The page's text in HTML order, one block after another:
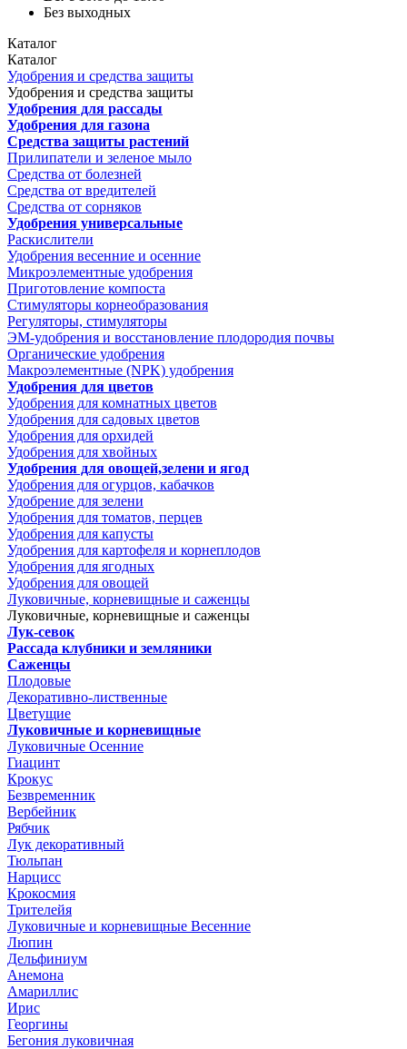
Без выходных
Каталог
Каталог
Удобрения и средства защиты
Удобрения и средства защиты
Удобрения для рассады
Удобрения для газона
Средства защиты растений
Прилипатели и зеленое мыло
Средства от болезней
Средства от вредителей
Средства от сорняков
Удобрения универсальные
Раскислители
Удобрения весенние и осенние
Микроэлементные удобрения
Приготовление компоста
Стимуляторы корнеобразования
Регуляторы, стимуляторы
ЭМ-удобрения и восстановление плодородия почвы
Органические удобрения
Макроэлементные (NPK) удобрения
Удобрения для цветов
Удобрения для комнатных цветов
Удобрения для садовых цветов
Удобрения для орхидей
Удобрения для хвойных
Удобрения для овощей,зелени и ягод
Удобрения для огурцов, кабачков
Удобрение для зелени
Удобрения для томатов, перцев
Удобрения для капусты
Удобрения для картофеля и корнеплодов
Удобрения для ягодных
Удобрения для овощей
Луковичные, корневищные и саженцы
Луковичные, корневищные и саженцы
Лук-севок
Рассада клубники и земляники
Саженцы
Плодовые
Декоративно-лиственные
Цветущие
Луковичные и корневищные
Луковичные Осенние
Гиацинт
Крокус
Безвременник
Вербейник
Рябчик
Лук декоративный
Тюльпан
Нарцисс
Крокосмия
Трителейя
Луковичные и корневищные Весенние
Люпин
Дельфиниум
Анемона
Амариллис
Ирис
Георгины
Бегония луковичная